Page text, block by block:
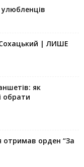
| ЛИШЕ
як
обрати
отримав орден “За